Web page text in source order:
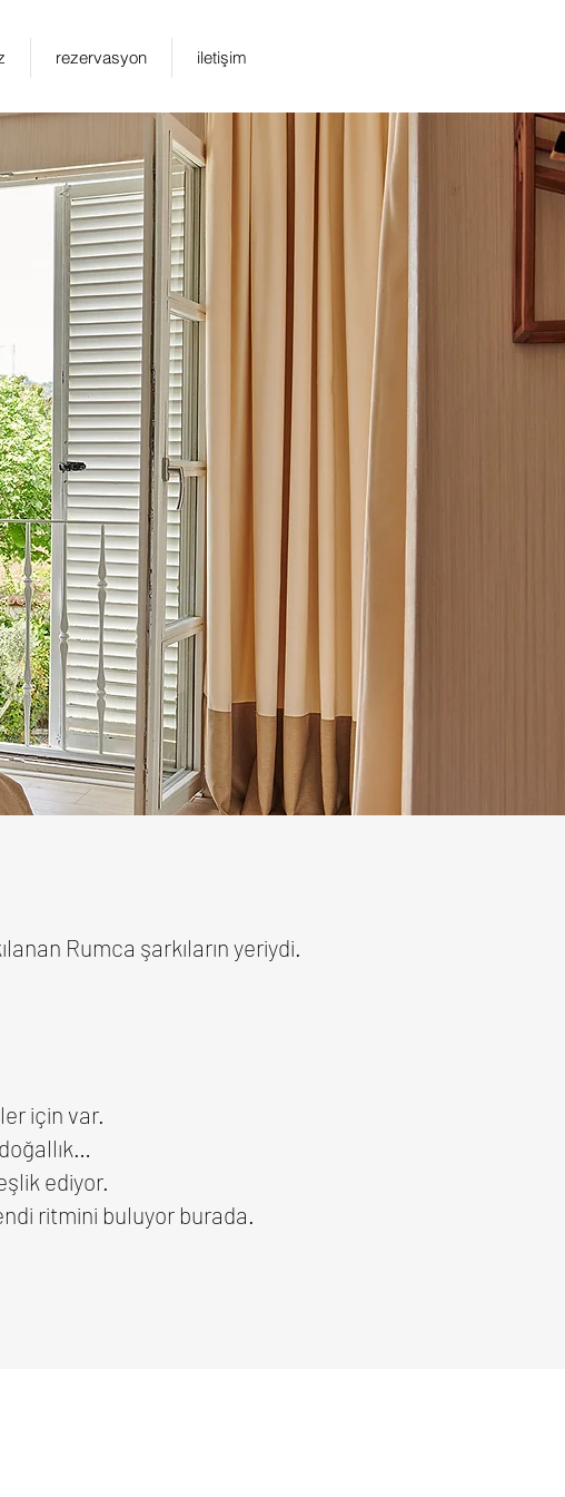
rezervasyon iletişim
Rumca şarkıların yeriydi.
için var.
ediyor.
ritmini buluyor burada.